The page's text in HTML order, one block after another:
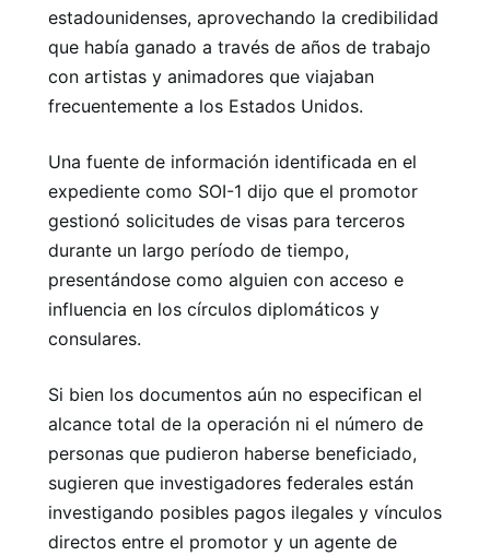
estadounidenses, aprovechando la credibilidad
que había ganado a través de años de trabajo
con artistas y animadores que viajaban
frecuentemente a los Estados Unidos.
Una fuente de información identificada en el
expediente como SOI-1 dijo que el promotor
gestionó solicitudes de visas para terceros
durante un largo período de tiempo,
presentándose como alguien con acceso e
influencia en los círculos diplomáticos y
consulares.
Si bien los documentos aún no especifican el
alcance total de la operación ni el número de
personas que pudieron haberse beneficiado,
sugieren que investigadores federales están
investigando posibles pagos ilegales y vínculos
directos entre el promotor y un agente de